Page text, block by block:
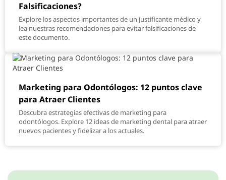
Falsificaciones?
Explore los aspectos importantes de un justificante médico y
lea nuestras recomendaciones para evitar falsificaciones de
este documento.
Marketing para Odontólogos: 12 puntos clave
para Atraer Clientes
Descubra estrategias efectivas de marketing para
odontólogos. Explore 12 ideas de marketing dental para atraer
nuevos pacientes y fidelizar a los actuales.